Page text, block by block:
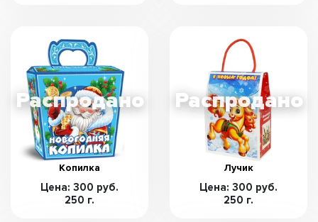
Копилка
Цена: 300 руб.
250 г.
Лучик
Цена: 300 руб.
250 г.